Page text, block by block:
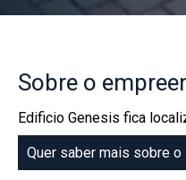
Sobre o
Edificio Genesis fica
Quer saber mais sobre